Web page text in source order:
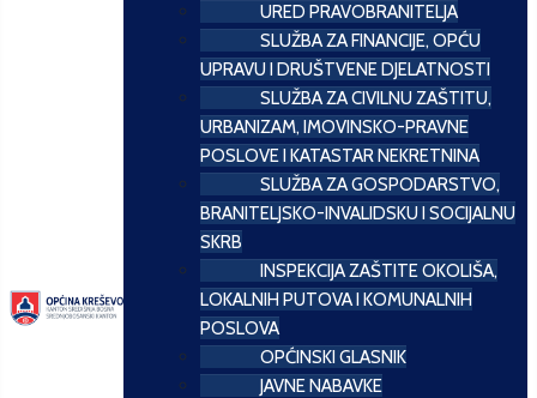
URED PRAVOBRANITELJA
SLUŽBA ZA FINANCIJE, OPĆU
UPRAVU I DRUŠTVENE DJELATNOSTI
SLUŽBA ZA CIVILNU ZAŠTITU,
URBANIZAM, IMOVINSKO-PRAVNE
POSLOVE I KATASTAR NEKRETNINA
SLUŽBA ZA GOSPODARSTVO,
BRANITELJSKO-INVALIDSKU I SOCIJALNU
SKRB
INSPEKCIJA ZAŠTITE OKOLIŠA,
LOKALNIH PUTOVA I KOMUNALNIH
POSLOVA
OPĆINSKI GLASNIK
JAVNE NABAVKE